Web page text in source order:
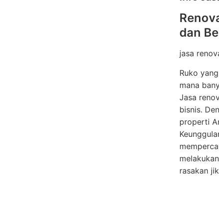
dan
jasa
Ruko
mana
Jasa
bisnis.
properti
rasakan